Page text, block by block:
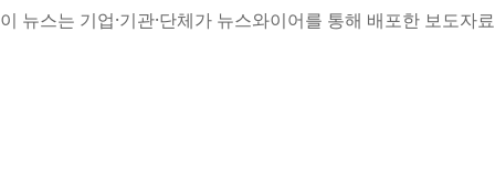
이 뉴스는 기업·기관·단체가 뉴스와이어를 통해 배포한 보도자